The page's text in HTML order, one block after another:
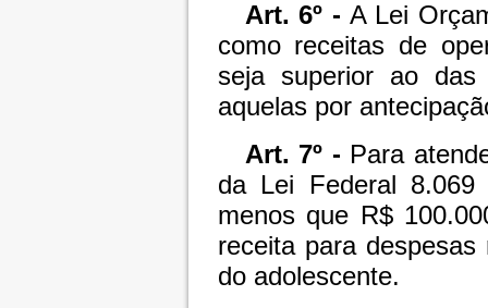
Art. 6º - A Lei
como receitas de
seja superior ao das
aquelas por
Art. 7º - Para
da Lei Federal
menos que R$
receita para
do adolescente.